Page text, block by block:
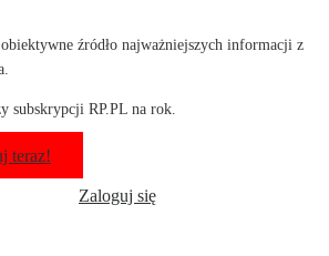
źródło najważniejszych informacji z
subskrypcji RP.PL na rok.
teraz!
Zaloguj się